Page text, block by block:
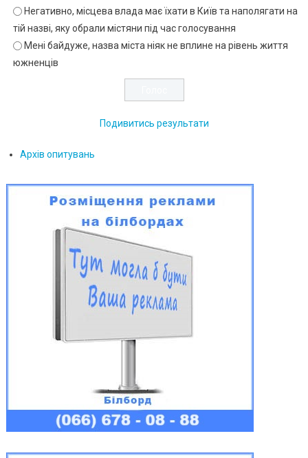
Негативно, місцева влада має їхати в Київ та наполягати на
тій назві, яку обрали містяни під час голосування
Мені байдуже, назва міста ніяк не вплине на рівень життя
южненців
Подивитись результати
Архів опитувань